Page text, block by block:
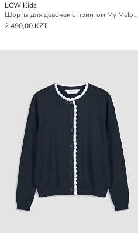
LCW Kids
Шорты для девочек с принтом My Melody
2 490,00 KZT